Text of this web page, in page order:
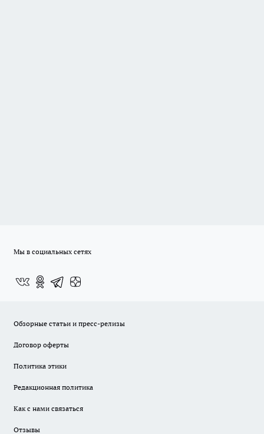
Мы в социальных сетях
Обзорные статьи и пресс-релизы
Договор оферты
Политика этики
Редакционная политика
Как с нами связаться
Отзывы